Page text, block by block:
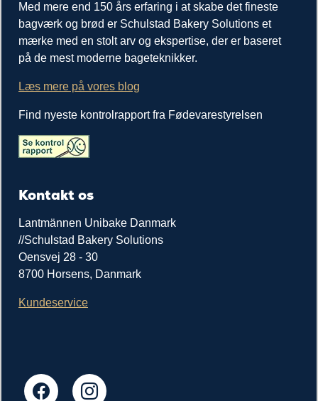
Med mere end 150 års erfaring i at skabe det fineste
bagværk og brød er Schulstad Bakery Solutions et
mærke med en stolt arv og ekspertise, der er baseret
på de mest moderne bageteknikker.
Læs mere på vores blog
Find nyeste kontrolrapport fra Fødevarestyrelsen
Kontakt os
Lantmännen Unibake Danmark
//Schulstad Bakery Solutions
Oensvej 28 - 30
8700 Horsens, Danmark
Kundeservice